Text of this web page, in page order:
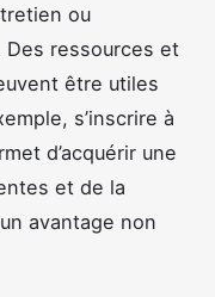
ou
Des ressources et
être utiles
s’inscrire à
d’acquérir une
et de la
avantage non